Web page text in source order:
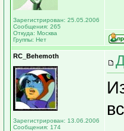
Зарегистрирован: 25.05.2006
Сообщения: 265
Откуда: Москва
Группы: Нет
RC_Behemoth
Зарегистрирован: 13.06.2006
Сообщения: 174